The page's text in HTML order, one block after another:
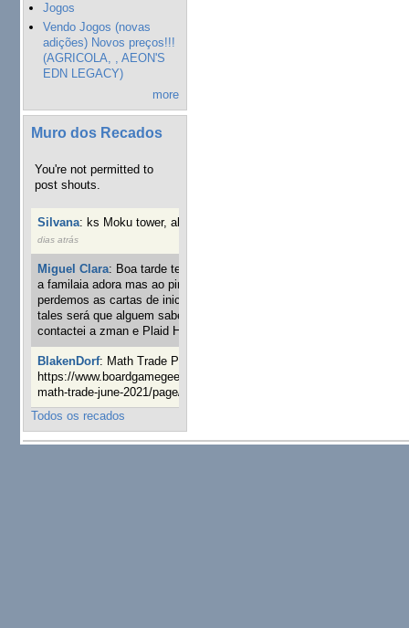
Jogos
Vendo Jogos (novas
adições) Novos preços!!!
(AGRICOLA, , AEON'S
EDN LEGACY)
more
Muro dos Recados
You're not permitted to
post shouts.
Silvana: ks Moku tower, alguém interessado?
dias atrás
Miguel Clara: Boa tarde tenho jogo Mice and mistics que
a familaia adora mas ao pintarmos as miniaturas
perdemos as cartas de iniciaticva da expanção downood
tales será que alguem sabe onde adquirir as cartas já
contactei a zman e Plaid Hat e nada
BlakenDorf: Math Trade Portuguesa a decorrer. Aqui:
https://www.boardgamegeek.com/geeklist/286035/portugal-
math-trade-june-2021/page/1
Todos os recados